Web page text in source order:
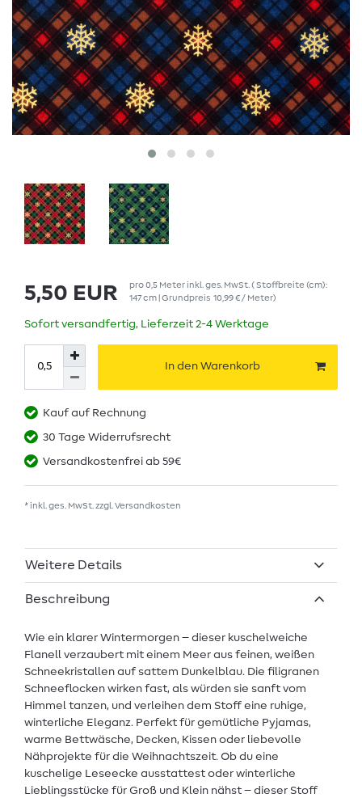
5,50 EUR pro0,5 Meterinkl. ges. MwSt. ( Stoffbreite (cm):
147 cm | Grundpreis 10,99 € / Meter)
Sofort versandfertig, Lieferzeit 2-4 Werktage
In den Warenkorb
Kauf auf Rechnung
30 Tage Widerrufsrecht
Versandkostenfrei ab 59€
* inkl. ges. MwSt. zzgl. Versandkosten
Weitere Details
Beschreibung
Wie ein klarer Wintermorgen – dieser kuschelweiche
Flanell verzaubert mit einem Meer aus feinen, weißen
Schneekristallen auf sattem Dunkelblau. Die filigranen
Schneeflocken wirken fast, als würden sie sanft vom
Himmel tanzen, und verleihen dem Stoff eine ruhige,
winterliche Eleganz. Perfekt für gemütliche Pyjamas,
warme Bettwäsche, Decken, Kissen oder liebevolle
Nähprojekte für die Weihnachtszeit. Ob du eine
kuschelige Leseecke ausstattest oder winterliche
Lieblingsstücke für Groß und Klein nähst – dieser Stoff